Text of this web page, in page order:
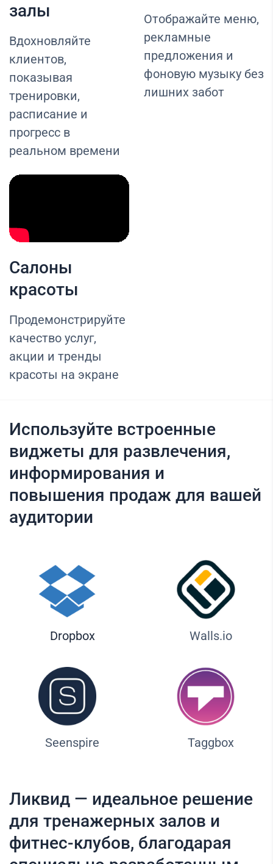
залы
Вдохновляйте
клиентов,
показывая
тренировки,
расписание и
прогресс в
реальном времени
Отображайте меню,
рекламные
предложения и
фоновую музыку без
лишних забот
Салоны
красоты
Продемонстрируйте
качество услуг,
акции и тренды
красоты на экране
Используйте встроенные
виджеты для развлечения,
информирования и
повышения продаж для вашей
аудитории
Dropbox Walls.io
Seenspire Taggbox
Ликвид — идеальное решение
для тренажерных залов и
фитнес-клубов, благодарая